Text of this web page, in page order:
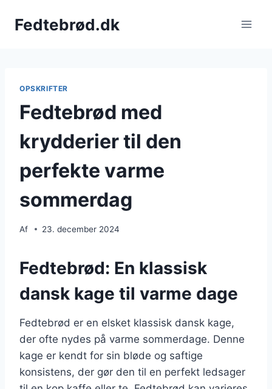
Fedtebrød.dk
OPSKRIFTER
Fedtebrød med
krydderier til den
perfekte varme
sommerdag
Af 23. december 2024
Fedtebrød: En klassisk
dansk kage til varme dage
Fedtebrød er en elsket klassisk dansk kage,
der ofte nydes på varme sommerdage. Denne
kage er kendt for sin bløde og saftige
konsistens, der gør den til en perfekt ledsager